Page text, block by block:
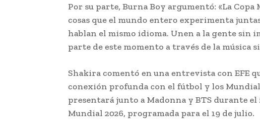
Por su parte, Burna Boy argumentó: «La Copa
cosas que el mundo entero experimenta
hablan el mismo idioma. Unen a la gente sin
parte de este momento a través de la música
Shakira comentó en una entrevista con EFE
conexión profunda con el fútbol y los
presentará junto a Madonna y BTS durante
Mundial 2026, programada para el 19 de julio.